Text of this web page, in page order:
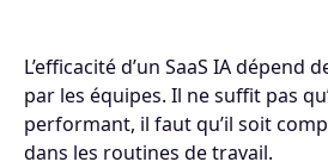
L’efficacité d’un SaaS IA dépend
par les équipes. Il ne suffit pas
performant, il faut qu’il soit
dans les routines de travail.